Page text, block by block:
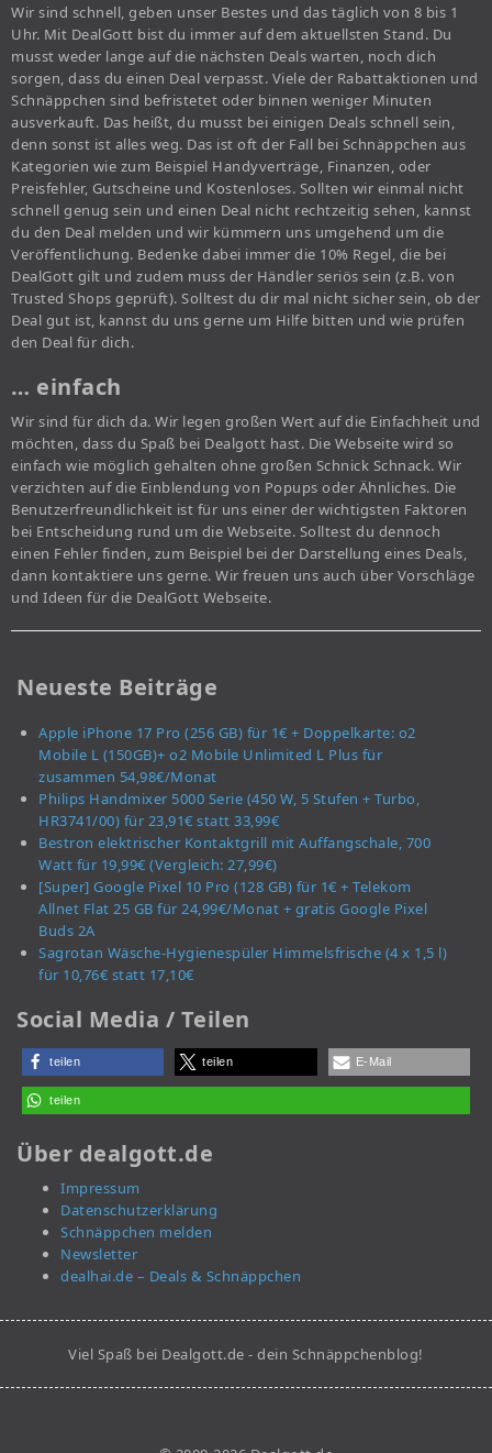
Wir sind schnell, geben unser Bestes und das täglich von 8 bis 1
Uhr. Mit DealGott bist du immer auf dem aktuellsten Stand. Du
musst weder lange auf die nächsten Deals warten, noch dich
sorgen, dass du einen Deal verpasst. Viele der Rabattaktionen und
Schnäppchen sind befristetet oder binnen weniger Minuten
ausverkauft. Das heißt, du musst bei einigen Deals schnell sein,
denn sonst ist alles weg. Das ist oft der Fall bei Schnäppchen aus
Kategorien wie zum Beispiel Handyverträge, Finanzen, oder
Preisfehler, Gutscheine und Kostenloses. Sollten wir einmal nicht
schnell genug sein und einen Deal nicht rechtzeitig sehen, kannst
du den Deal melden und wir kümmern uns umgehend um die
Veröffentlichung. Bedenke dabei immer die 10% Regel, die bei
DealGott gilt und zudem muss der Händler seriös sein (z.B. von
Trusted Shops geprüft). Solltest du dir mal nicht sicher sein, ob der
Deal gut ist, kannst du uns gerne um Hilfe bitten und wie prüfen
den Deal für dich.
… einfach
Wir sind für dich da. Wir legen großen Wert auf die Einfachheit und
möchten, dass du Spaß bei Dealgott hast. Die Webseite wird so
einfach wie möglich gehalten ohne großen Schnick Schnack. Wir
verzichten auf die Einblendung von Popups oder Ähnliches. Die
Benutzerfreundlichkeit ist für uns einer der wichtigsten Faktoren
bei Entscheidung rund um die Webseite. Solltest du dennoch
einen Fehler finden, zum Beispiel bei der Darstellung eines Deals,
dann kontaktiere uns gerne. Wir freuen uns auch über Vorschläge
und Ideen für die DealGott Webseite.
Neueste Beiträge
Apple iPhone 17 Pro (256 GB) für 1€ + Doppelkarte: o2
Mobile L (150GB)+ o2 Mobile Unlimited L Plus für
zusammen 54,98€/Monat
Philips Handmixer 5000 Serie (450 W, 5 Stufen + Turbo,
HR3741/00) für 23,91€ statt 33,99€
Bestron elektrischer Kontaktgrill mit Auffangschale, 700
Watt für 19,99€ (Vergleich: 27,99€)
[Super] Google Pixel 10 Pro (128 GB) für 1€ + Telekom
Allnet Flat 25 GB für 24,99€/Monat + gratis Google Pixel
Buds 2A
Sagrotan Wäsche-Hygienespüler Himmelsfrische (4 x 1,5 l)
für 10,76€ statt 17,10€
Social Media / Teilen
teilen teilen E-Mail
teilen
Über dealgott.de
Impressum
Datenschutzerklärung
Schnäppchen melden
Newsletter
dealhai.de – Deals & Schnäppchen
Viel Spaß bei Dealgott.de - dein Schnäppchenblog!